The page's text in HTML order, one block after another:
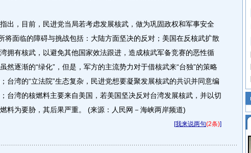
，目前，民进党当局若考虑发展核武，做为巩固政权和军事安全
将面临的障碍与挑战包括：大陆方面坚决的反对；美国在反核武扩散
拥有核武，以避免其他国家效法跟进，造成核武军备竞赛的恶性循
然逐渐的“绿化”，但是，军方的主流势力对于借核武来“台独”的策略
台湾的“立法院”生态复杂，民进党想要凝聚发展核武的共识并同意编
台湾的核燃料主要来自美国，若美国坚决反对台湾发展核武，并以切
料为要胁，其后果严重。 (来源：人民网－海峡两岸频道)
[我来说两句(2条)]